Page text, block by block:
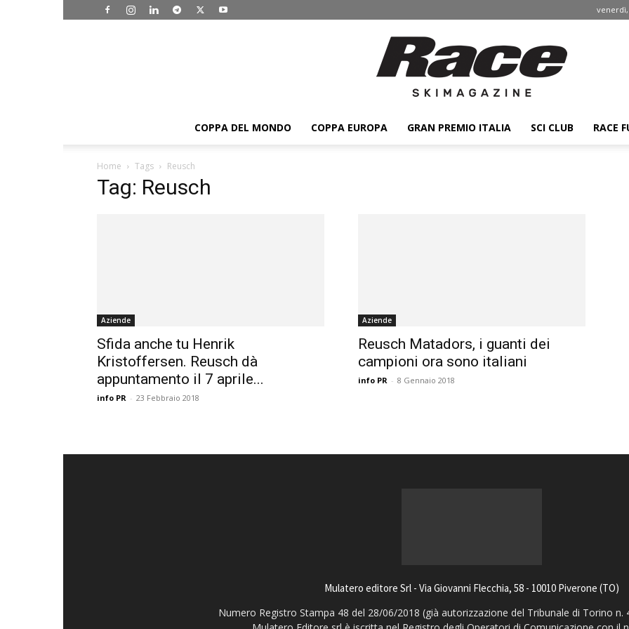
venerdì,
COPPA DEL MONDO COPPA EUROPA GRAN PREMIO ITALIA SCI CLUB RACE
Home Tags Reusch
Tag: Reusch
Aziende
Sfida anche tu Henrik
Kristoffersen. Reusch dà
appuntamento il 7 aprile...
info PR - 23 Febbraio 2018
Aziende
Reusch Matadors, i guanti dei
campioni ora sono italiani
info PR - 8 Gennaio 2018
Mulatero editore Srl - Via Giovanni Flecchia, 58 - 10010 Piverone (TO)
Numero Registro Stampa 48 del 28/06/2018 (già autorizzazione del Tribunale di Torino n.